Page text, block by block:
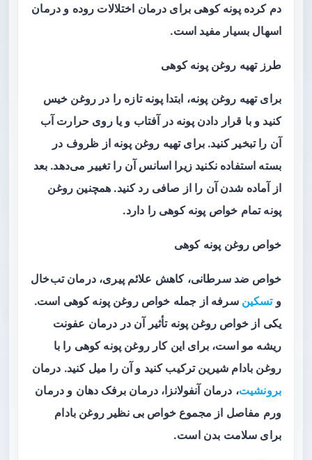
دم کرده پونه کوهی برای درمان اختلالات روده و درمان
اسهال بسیار مفید است.
طرز تهیه روغن پونه کوهی
برای تهیه روغن پونه، ابتدا پونه تازه را در روغن خیس
کنید و با قرار دادن پونه در آفتاب و یا روی حرارت آب
آن را تبخیر کنید. برای تهیه روغن پونه از ظروف در
بسته استفاده نکنید زیرا اسانس آن را تغییر می‌دهد. بعد
از آماده شدن آن را از صافی رد کنید. همچنین روغن
پونه تمام خواص پونه کوهی را دارد.
خواص روغن پونه کوهی
خواص ضد سرطانی، کاهش علائم پیری، درمان تب‌خال
وتسکین سرفه از جمله خواص روغن پونه کوهی است.
یکی از خواص روغن پونه تأثیر آن در درمان عفونت
ریشه مو است، برای این کار روغن پونه کوهی را با
روغن بادام شیرین ترکیب کنید و آن را میل کنید. درمان
برونشیت، درمان آنفولانزا، درمان برفک دهان و درمان
ورم مفاصل از مجموع خواص بی نظیر روغن بادام
برای سلامت بدن است.